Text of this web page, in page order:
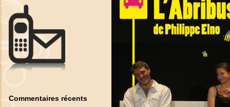
Commentaires récents